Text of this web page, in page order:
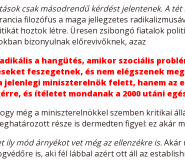
csak másodrendű kérdést jelentenek. A
filozófus a maga jellegzetes
hoztok létre. Üresen zsibongó fiatalok
bizonyulnak előrevivőknek, azaz
a hangütés, amikor szociális
feszegetnek, és nem elégszenek
jelenlegi miniszterelnök felett, hanem az
és ítéletet mondanak a 2000 utáni
még a miniszterelnökkel szemben kritikai
része is dermedten figyel: ez akár
ily mód árnyékot vet még az ellenzékre is.Akár
is, aki fél lábbal azért ott áll az